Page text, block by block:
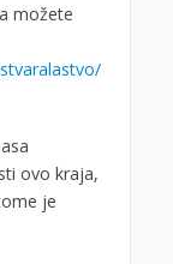
možete
ovo kraja,
je